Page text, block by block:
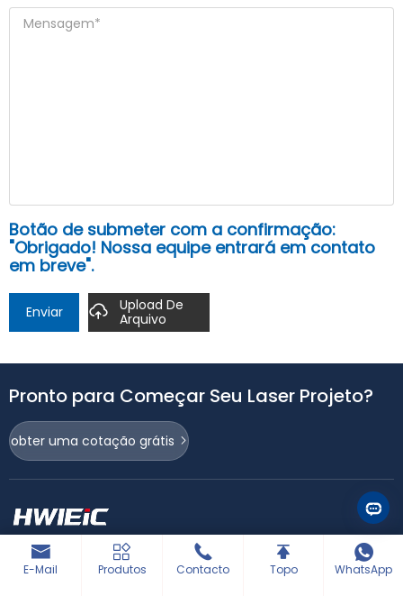
Botão de submeter com a confirmação:
"Obrigado! Nossa equipe entrará em contato
em breve".
Enviar
Upload De
Arquivo
Pronto para Começar Seu Laser Projeto?
obter uma cotação grátis
Fabricante líder de Laser Equipamento Inteligente
E-Mail Produtos Contacto Topo WhatsApp